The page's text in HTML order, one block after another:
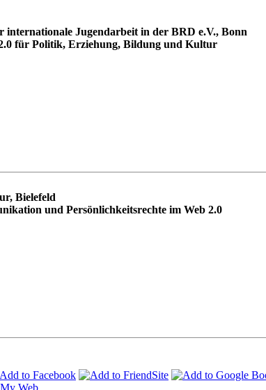
Jugendarbeit in der BRD e.V., Bonn
für Politik, Erziehung, Bildung und Kultur
Bielefeld
und Persönlichkeitsrechte im Web 2.0